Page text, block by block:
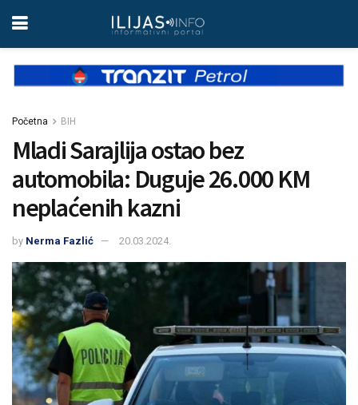
Početna BIH
Mladi Sarajlija ostao bez
automobila: Duguje 26.000 KM
neplaćenih kazni
by Nerma Fazlić 20.03.2024.